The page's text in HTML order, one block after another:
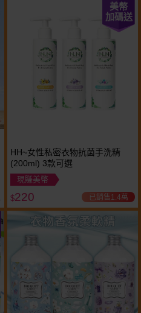
美幣
加碼送
HH~女性私密衣物抗菌手洗精
(200ml) 3款可選
現賺美幣
$220 已銷售1.4萬